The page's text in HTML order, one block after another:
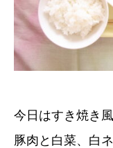
今日はすき焼き風
豚肉と白菜、白